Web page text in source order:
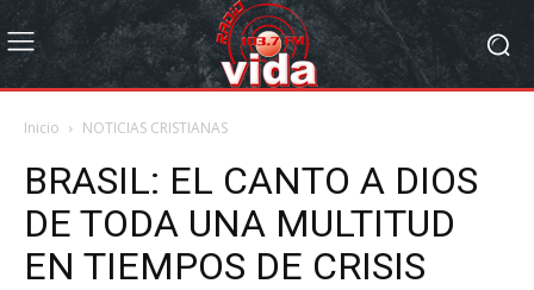
Inicio NOTICIAS CRISTIANAS
BRASIL: EL CANTO A DIOS
DE TODA UNA MULTITUD
EN TIEMPOS DE CRISIS